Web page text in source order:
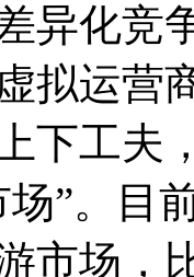
异化竞
拟运营
下工夫
场”。目
市场，